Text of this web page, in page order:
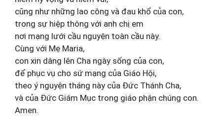
cũng như những lao công và đau khổ của con,
trong sự hiệp thông với anh chị em
nơi mạng lưới cầu nguyện toàn cầu này.
Cùng với Mẹ Maria,
con xin dâng lên Cha ngày sống của con,
để phục vụ cho sứ mạng của Giáo Hội,
theo ý nguyện tháng này của Đức Thánh Cha,
và của Đức Giám Mục trong giáo phận chúng con.
Amen.